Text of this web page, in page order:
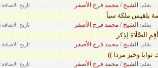
تاريخ الاضافة: بقلم: الشيخ / محمد فرج الأصفر
تاريخ الاضافة: بقلم: الشيخ / محمد فرج الأصفر
الصَّلَاةَ لِذِكر
تاريخ الاضافة: بقلم: الشيخ / محمد فرج الأصفر
ثوابا وخير مردا ))
تاريخ الاضافة: بقلم: الشيخ / محمد فرج الأصفر